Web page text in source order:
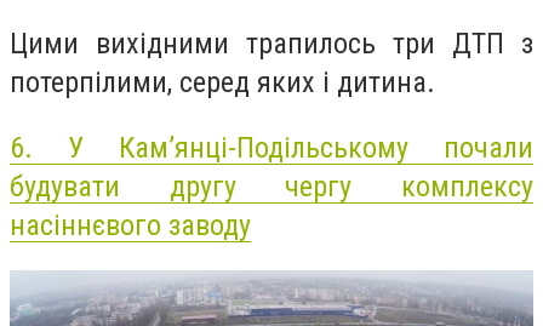
Цими вихідними трапилось три ДТП з
потерпілими, серед яких і дитина.
6. У Кам’янці-Подільському почали
будувати другу чергу комплексу
насіннєвого заводу